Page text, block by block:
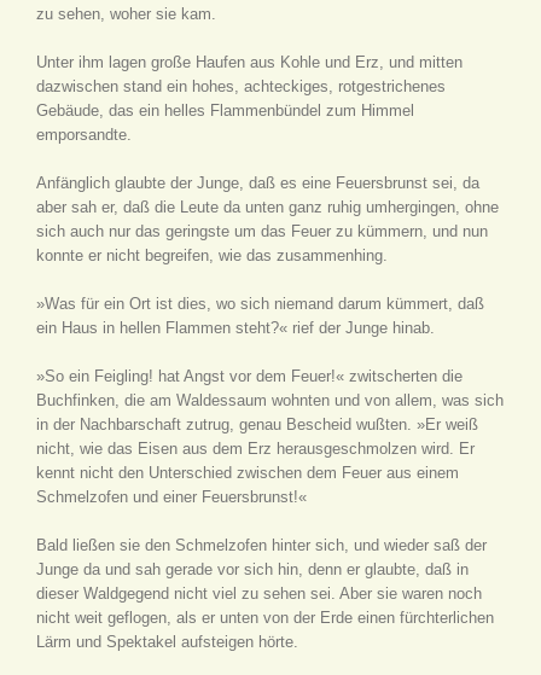
zu sehen, woher sie kam.
Unter ihm lagen große Haufen aus Kohle und Erz, und mitten
dazwischen stand ein hohes, achteckiges, rotgestrichenes
Gebäude, das ein helles Flammenbündel zum Himmel
emporsandte.
Anfänglich glaubte der Junge, daß es eine Feuersbrunst sei, da
aber sah er, daß die Leute da unten ganz ruhig umhergingen, ohne
sich auch nur das geringste um das Feuer zu kümmern, und nun
konnte er nicht begreifen, wie das zusammenhing.
»Was für ein Ort ist dies, wo sich niemand darum kümmert, daß
ein Haus in hellen Flammen steht?« rief der Junge hinab.
»So ein Feigling! hat Angst vor dem Feuer!« zwitscherten die
Buchfinken, die am Waldessaum wohnten und von allem, was sich
in der Nachbarschaft zutrug, genau Bescheid wußten. »Er weiß
nicht, wie das Eisen aus dem Erz herausgeschmolzen wird. Er
kennt nicht den Unterschied zwischen dem Feuer aus einem
Schmelzofen und einer Feuersbrunst!«
Bald ließen sie den Schmelzofen hinter sich, und wieder saß der
Junge da und sah gerade vor sich hin, denn er glaubte, daß in
dieser Waldgegend nicht viel zu sehen sei. Aber sie waren noch
nicht weit geflogen, als er unten von der Erde einen fürchterlichen
Lärm und Spektakel aufsteigen hörte.